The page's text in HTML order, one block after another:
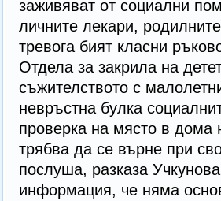
заживяват от социални
личните лекари,
тревога бият класни
Отдела за закрила на
съжителството с
невръстна булка
проверка на място в дома
трябва да се върне при
послуша, разказа
информация, че няма